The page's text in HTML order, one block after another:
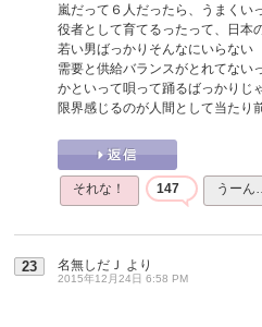
嵐だって６人だったら、うまくい
役者として育てるったって、日本
若い男ばっかりそんなにいらない
需要と供給バランスがとれてない
かといって唄って踊るばっかりじ
限界感じるのが人間として当たり
それな！ 147 うーん
23 名無しだＪ より
2015年12月24日 6:58 PM